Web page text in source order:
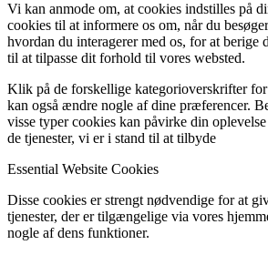
Vi kan anmode om, at cookies indstilles på
cookies til at informere os om, når du
hvordan du interagerer med os, for at berige
til at tilpasse dit forhold til vores websted.
Klik på de forskellige kategorioverskrifter
kan også ændre nogle af dine præferencer.
visse typer cookies kan påvirke din
de tjenester, vi er i stand til at tilbyde
Essential Website Cookies
Disse cookies er strengt nødvendige for at
tjenester, der er tilgængelige via vores
nogle af dens funktioner.